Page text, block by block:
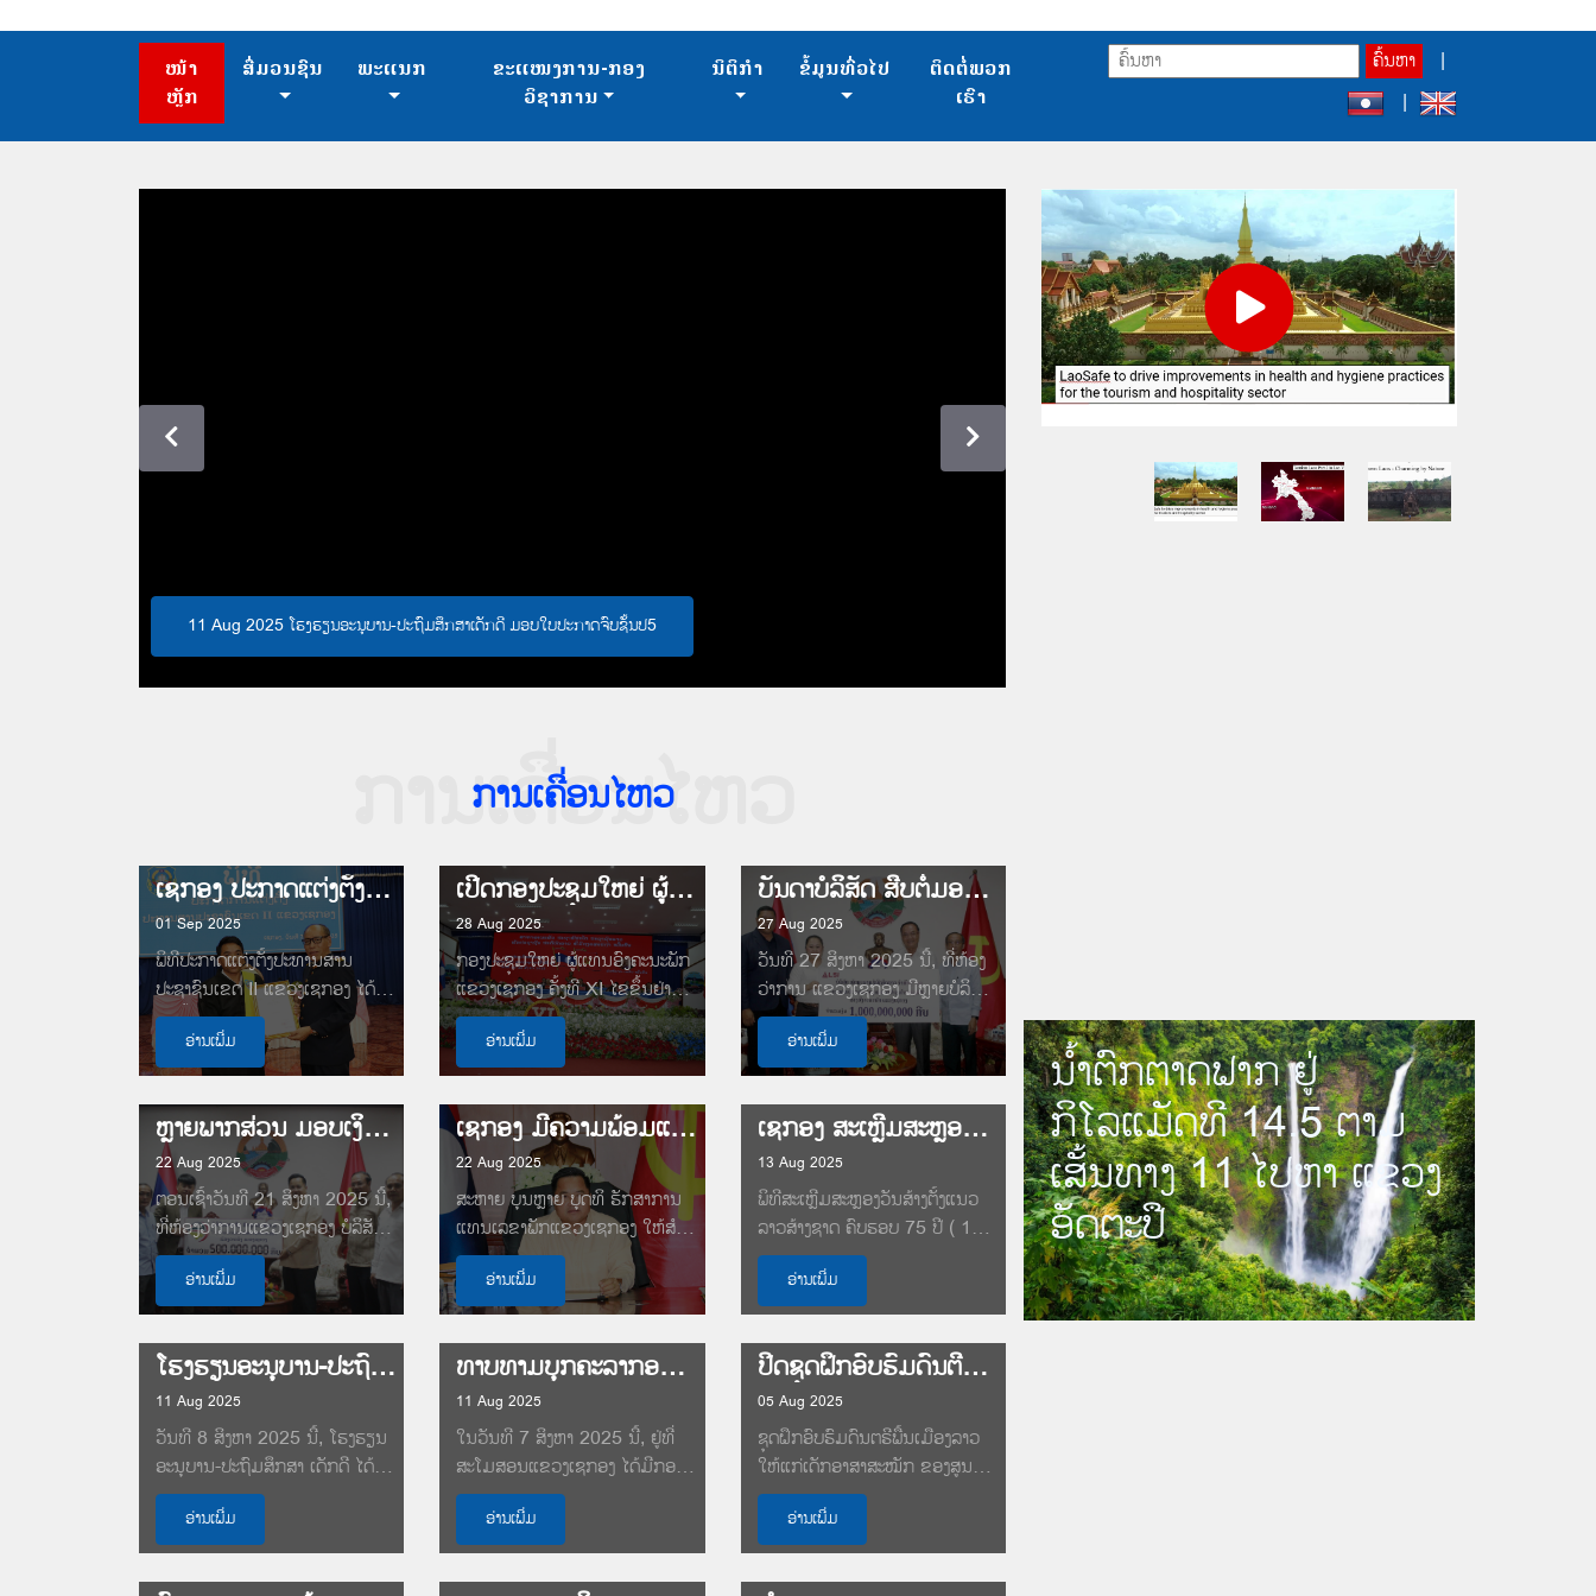
ໜ້າ
ຫຼັກ
ສື່ມວນຊົນ ພະແນກ
ຂະແໜງການ-ກອງ
ວິຊາການ
ນິຕິກຳ ຂໍ້ມູນທົ່ວໄປ
ຕິດຕໍ່ພວກ
ເຮົາ
ຄົ້ນຫາ
11 Aug 2025 ໂຮງຮຽນອະນຸບານ-ປະຖົມສຶກສາເດັກດີ ມອບໃບປະກາດຈົບຊັ້ນປ5
ການເຄື່ອນໄຫວ
ການເຄື່ອນໄຫວ
ເຊກອງ ປະກາດແຕ່ງຕັ້ງປະທານສານປະຊາຊົນເຂດ II
01 Sep 2025
ພິທີປະກາດແຕ່ງຕັ້ງປະທານສານ
ປະຊາຊົນເຂດ II ແຂວງເຊກອງ ໄດ້
ຈັດຂຶ້ນໃນວັນທີ 29 ສິງຫາ 2025
ທີ່ສະໂມສອນສະພາປະຊາຊົນແຂວງ,...
ອ່ານເພີ່ມ
ເປີດກອງປະຊຸມໃຫຍ່ ຜູ້ແທນອົງຄະນະພັກແຂວງເຊກອງ ຄັ້ງທີ XI
28 Aug 2025
ກອງປະຊຸມໃຫຍ່ ຜູ້ແທນອົງຄະນະພັກ
ແຂວງເຊກອງ ຄັ້ງທີ XI ໄຂຂຶ້ນຢ່າງ
ເປັນທາງການ ໃນວັນທີ 28 ສິງຫາ
ນີ້,...ອ່ານເພີ່ມ
ບັນດາບໍລິສັດ ສືບຕໍ່ມອບເງິນປະກອບສ່ວນຊຸກຍູ້ ກອງປະຊຸມໃຫຍ່ ຄັ້ງທີ XI ຂອງອົງຄະນະພັກແຂວງເຊກອງ
27 Aug 2025
ວັນທີ 27 ສິງຫາ 2025 ນີ້, ທີ່ຫ້ອງ
ວ່າການ ແຂວງເຊກອງ ມີຫຼາຍບໍລິສັດ
ສືບຕໍ່ມອບເງິນ ເພື່ອປະກອບສ່ວນ
ຊຸກຍູ້ #ກອງປະຊຸມໃຫຍ່...
ອ່ານເພີ່ມ
ຫຼາຍພາກສ່ວນ ມອບເງິນປະກອບສ່ວນຊຸກຍູ້ ກອງປະຊຸມໃຫຍ່ ຄັ້ງທີ XI ຂອງອົງຄະນະພັກແຂວງເຊກອງ
22 Aug 2025
ຕອນເຊົ້າວັນທີ 21 ສິງຫາ 2025 ນີ້,
ທີ່ຫ້ອງວ່າການແຂວງເຊກອງ ບໍລິສັດ
ດາກຈຶງ ສໍາຫຼວດແຮ່ທາດ ໂຄງການ
ພັດທະນາບໍ່ແຮ່...
ອ່ານເພີ່ມ
ເຊກອງ ມີຄວາມພ້ອມແລ້ວ ໃນການດຳເນີນກອງປະຊຸມໃຫຍ່ ຄັ້ງທີ XI ອົງຄະນະພັກແຂວງ
22 Aug 2025
ສະຫາຍ ບຸນຫຼາຍ ບຸດທິ ຮັກສາການ
ແທນເລຂາພັກແຂວງເຊກອງ ໃຫ້ສໍາ
ພາດຕໍ່ນັກຂ່າວ ວ່າ: ມາຮອດປະຈຸບັນ
ອ່ານເພີ່ມ
ເຊກອງ ສະເຫຼີມສະຫຼອງວັນສ້າງຕັ້ງແນວລາວສ້າງຊາດ ຄົບຮອບ 75 ປີ
13 Aug 2025
ພິທີສະເຫຼີມສະຫຼອງວັນສ້າງຕັ້ງແນວ
ລາວສ້າງຊາດ ຄົບຮອບ 75 ປີ ( 13
ສິງຫາ 1950 - 13 ສິງຫາ 2025),
ໄດ້ຈັດຂຶ້ນໃນວັນທີ 13 ສິງຫາ...
ອ່ານເພີ່ມ
ໂຮງຮຽນອະນຸບານ-ປະຖົມສຶກສາເດັກດີ ມອບໃບປະກາດຈົບຊັ້ນປ5
11 Aug 2025
ວັນທີ 8 ສິງຫາ 2025 ນີ້, ໂຮງຮຽນ
ອະນຸບານ-ປະຖົມສຶກສາ ເດັກດີ ໄດ້ຈັດ
ພິທີປິດຊຸດການຮຽນ-ການສອນ ສົກ
ຮຽນ 2024-2025...
ອ່ານເພີ່ມ
ທາບທາມບຸກຄະລາກອນ ອອກຮັບສະໝັກເລືອກຕັ້ງ ເຂົ້າໃນຄະນະບໍລິຫານງານພັກແຂວງເຊກອງ ສະໄໝທີ XI ຮອບທີ 3
11 Aug 2025
ໃນວັນທີ 7 ສິງຫາ 2025 ນີ້, ຢູ່ທີ່
ສະໂມສອນແຂວງເຊກອງ ໄດ້ມີກອງ
ປະຊຸມທາບທາມບຸກຄະລາກອນ...
ອ່ານເພີ່ມ
ປິດຊຸດຝຶກອົບຮົມດົນຕີພື້ນເມືອງລາວ ໃຫ້ເດັກອາສາສະໝັກ ຂອງສູນວັດທະນະທໍາເດັກແຂວງເຊກອງ
05 Aug 2025
ຊຸດຝຶກອົບຮົມດົນຕຣີພື້ນເມືອງລາວ
ໃຫ້ແກ່ເດັກອາສາສະໝັກ ຂອງສູນວັດ
ທະນະທໍາເດັກ ແຂວງເຊກອງ ໄດ້ປິດ
ລົງໃນວັນທີ 4...
ອ່ານເພີ່ມ
ນ້ຳຕົກຕາດຟາກ ຢູ່
ກິໂລແມັດທີ 14.5 ຕາມ
ເສັ້ນທາງ 11 ໄປຫາ ແຂວງ
ອັດຕະປື